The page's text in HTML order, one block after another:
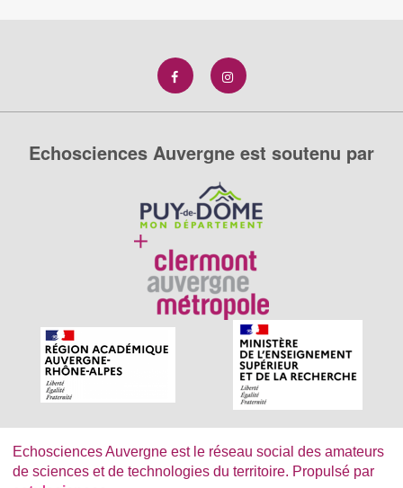
Echosciences Auvergne est soutenu par
Echosciences Auvergne est le réseau social des amateurs
de sciences et de technologies du territoire. Propulsé par